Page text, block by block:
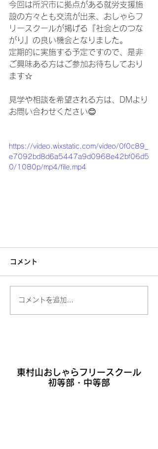
今回は所沢市に拠点がある就労支援施
設の方々とも交流が出来、おしゃらフ
リースクールが掲げる『社会とのつな
がり』の良い機会となりました。
定期的に実施する予定ですので、是非
ご興味ある方はご参加お待ちしており
ます☆
見学や相談を希望される方は、DMより
お問い合わせください😊
https://video.wixstatic.com/video/0f0c89_
e7092bd8d6a5447a9d0968e42bf06d5
0/1080p/mp4/file.mp4
コメント
コメントを追加…
東村山おしゃらフリースクール
​​初等部・中等部